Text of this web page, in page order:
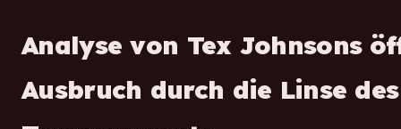
Analyse von Tex Johnsons
Ausbruch durch die Linse